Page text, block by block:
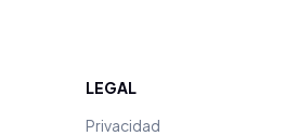
LEGAL
Privacidad